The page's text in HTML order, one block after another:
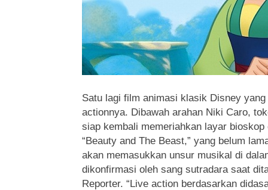
Satu lagi film animasi klasik Disney
actionnya. Dibawah arahan Niki Caro,
siap kembali memeriahkan layar
“Beauty and The Beast,” yang belum
akan memasukkan unsur musikal di
dikonfirmasi oleh sang sutradara saat
Reporter. “Live action berdasarkan